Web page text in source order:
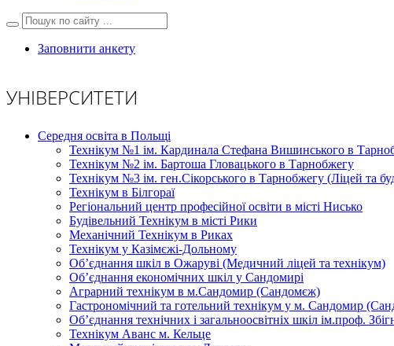
Заповнити анкету
УНІВЕРСИТЕТИ
Середня освіта в Польщі
Технікум №1 ім. Кардинала Стефана Вишинського в
Технікум №2 ім. Бартоша Гловацького в Тарнобжегу
Технікум №3 ім. ген.Сікорського в Тарнобжегу (Ліцей та
Технікум в Білгораї
Регіональний центр професійної освіти в місті Нисько
Будівельний Технікум в місті Рики
Механічний Технікум в Риках
Технікум у Казімєжі-Дольному
Об’єднання шкіл в Ожаруві (Медичний ліцей та технікум)
Об’єднання економічних шкіл у Сандомирі
Аграрний технікум в м.Сандомир (Сандомєж)
Гастрономічний та готельний технікум у м. Сандомир
Об’єднання технічних і загальноосвітніх шкіл ім.проф.
Технікум Аванс м. Кельце